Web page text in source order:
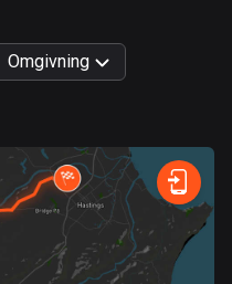
Omgivning
Fält Stad